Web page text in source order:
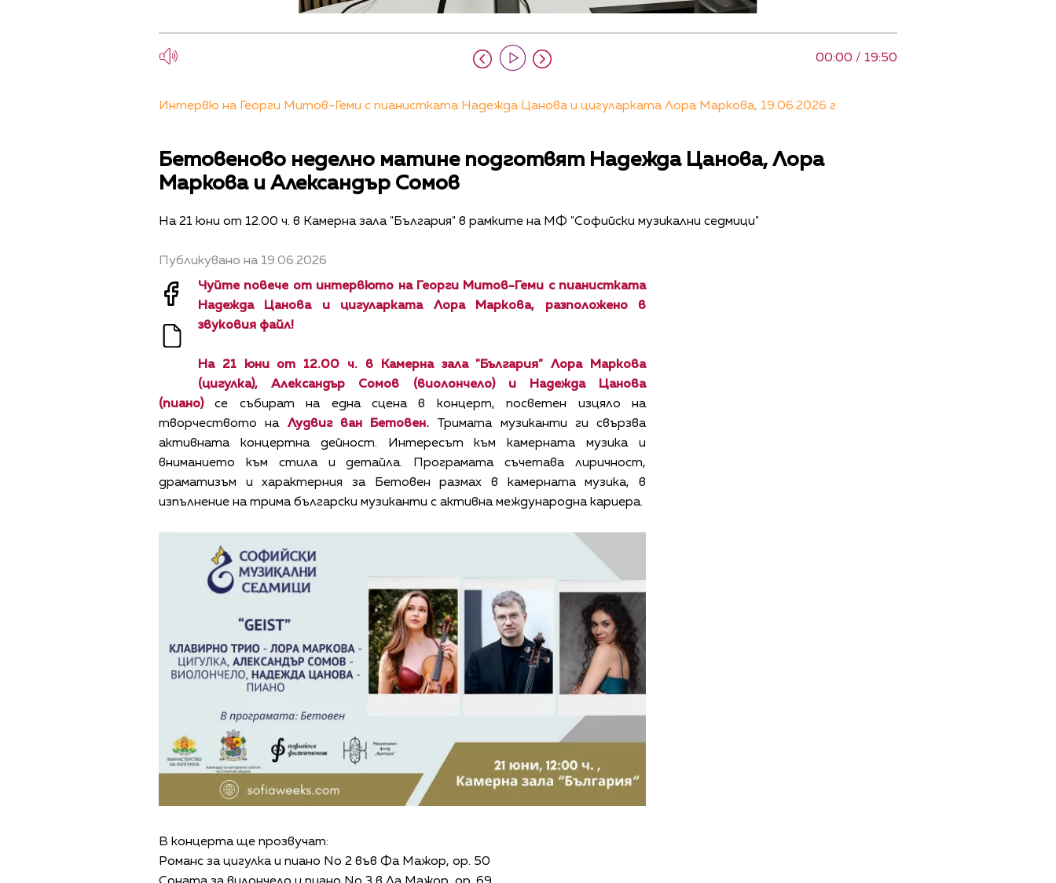
00:00 / 19:50
Интервю на Георги Митов-Геми с пианистката Надежда Цанова и цигуларката Лора Маркова, 19.06.2026 г.
Бетовеново неделно матине подготвят Надежда Цанова, Лора
Маркова и Александър Сомов
На 21 юни от 12.00 ч. в Камерна зала "България" в рамките на МФ "Софийски музикални седмици"
Публикувано на 19.06.2026
Чуйте повече от интервюто на Георги Митов-Геми с пианистката
Надежда Цанова и цигуларката Лора Маркова, разположено в
звуковия файл!
На 21 юни от 12.00 ч. в Камерна зала "България" Лора Маркова
(цигулка), Александър Сомов (виолончело) и Надежда Цанова
(пиано)се събират на една сцена в концерт, посветен изцяло на
творчеството на Лудвиг ван Бетовен. Тримата музиканти ги свързва
активната концертна дейност. Интересът към камерната музика и
вниманието към стила и детайла. Програмата съчетава лиричност,
драматизъм и характерния за Бетовен размах в камерната музика, в
изпълнение на трима български музиканти с активна международна кариера.
В концерта ще прозвучат:
Романс за цигулка и пиано No 2 във Фа Мажор, op. 50